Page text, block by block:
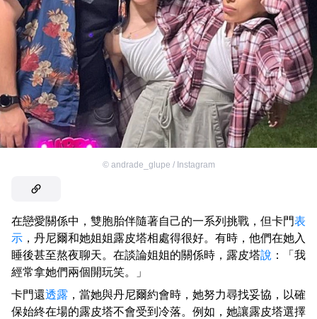
© andrade_glupe / Instagram
在戀愛關係中，雙胞胎伴隨著自己的一系列挑戰，但卡門表
示 ，丹尼爾和她姐姐露皮塔相處得很好。有時，他們在她入
睡後甚至熬夜聊天。在談論姐姐的關係時，露皮塔說 ：「我
經常拿她們兩個開玩笑。」
卡門還透露 ，當她與丹尼爾約會時，她努力尋找妥協，以確
保始終在場的露皮塔不會受到冷落。例如，她讓露皮塔選擇